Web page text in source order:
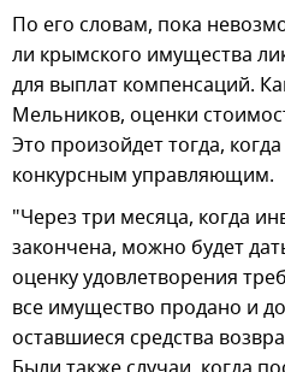
По его словам, пока
ли крымского имущества
для выплат компенсаций.
Мельников, оценки
Это произойдет тогда,
конкурсным управляющим.
"Через три месяца, когда
закончена, можно будет
оценку удовлетворения
все имущество продано и
оставшиеся средства